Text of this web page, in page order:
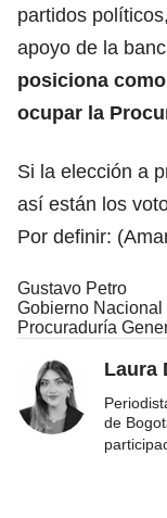
partidos
apoyo de la
posiciona
ocupar la
Si la elección a
así están los
Por definir:
Gustavo Petro
Gobierno Nacional
Procuraduría
Laura
de